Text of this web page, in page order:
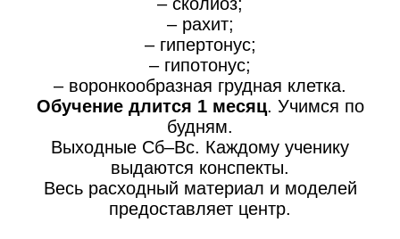
– рахит;
– гипертонус;
– гипотонус;
– воронкообразная грудная клетка.
Обучение длится 1 месяц. Учимся по
будням.
Выходные Сб–Вс. Каждому ученику
выдаются конспекты.
Весь расходный материал и моделей
предоставляет центр.